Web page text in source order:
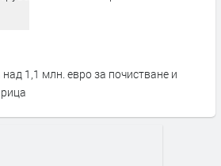
1,1 млн. евро за почистване и